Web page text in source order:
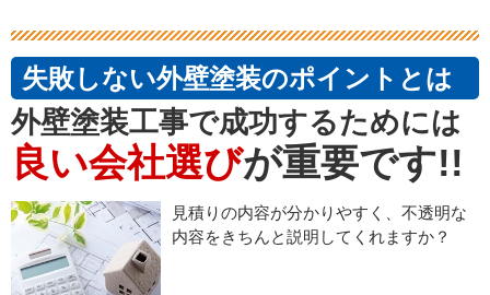
失敗しない外壁塗装のポイントとは
外壁塗装工事で成功するためには
良い会社選びが重要です!!
見積りの内容が分かりやすく、不透明な
内容をきちんと説明してくれますか？